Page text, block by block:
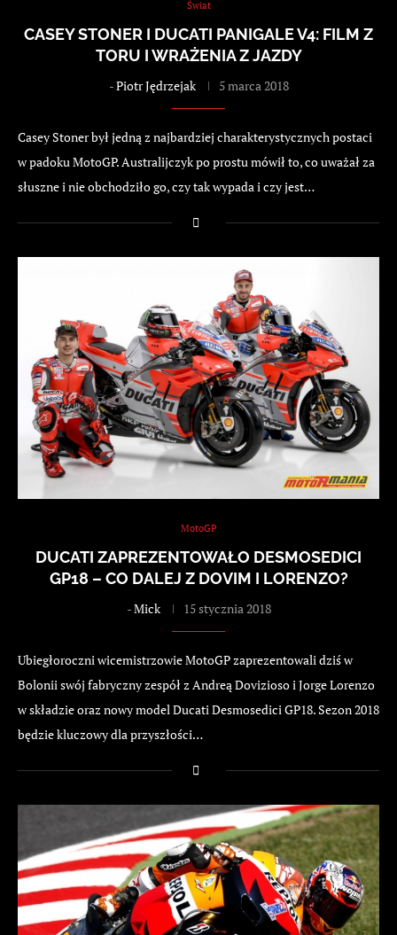
Świat
CASEY STONER I DUCATI PANIGALE V4: FILM Z
TORU I WRAŻENIA Z JAZDY
-Piotr Jędrzejak 5 marca 2018
Casey Stoner był jedną z najbardziej charakterystycznych postaci
w padoku MotoGP. Australijczyk po prostu mówił to, co uważał za
słuszne i nie obchodziło go, czy tak wypada i czy jest…
MotoGP
DUCATI ZAPREZENTOWAŁO DESMOSEDICI
GP18 – CO DALEJ Z DOVIM I LORENZO?
-Mick 15 stycznia 2018
Ubiegłoroczni wicemistrzowie MotoGP zaprezentowali dziś w
Bolonii swój fabryczny zespół z Andreą Dovizioso i Jorge Lorenzo
w składzie oraz nowy model Ducati Desmosedici GP18. Sezon 2018
będzie kluczowy dla przyszłości…